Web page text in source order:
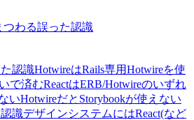
つわる誤った認識
認識HotwireはRails専用Hotwireを使
で済むReactはERB/Hotwireのいずれ
いHotwireだとStorybookが使えない
識デザインシステムにはReact(など